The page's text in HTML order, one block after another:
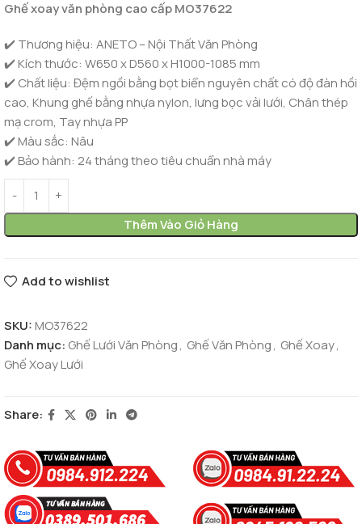
Ghế xoay văn phòng cao cấp MO37622
✔️ Thương hiệu: ANETO – Nội Thất Văn Phòng
✔️ Kích thước: W650 x D560 x H1000-1085 mm
✔️ Chất liệu: Đệm ngồi bằng bọt biển nguyên chất có độ đàn hồi
cao, Khung ghế bằng nhựa nylon, lưng bọc vải lưới, Chân thép
mạ crom, Tay nhựa PP
✔️ Màu sắc: Nâu
✔️ Bảo hành: 24 tháng theo tiêu chuẩn nhà máy
Thêm Vào Giỏ Hàng
Add to wishlist
SKU:MO37622
Danh mục: Ghế Lưới Văn Phòng, Ghế Văn Phòng, Ghế Xoay,
Ghế Xoay Lưới
Share: